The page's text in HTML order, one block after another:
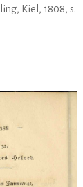
Kiel, 1808, s.